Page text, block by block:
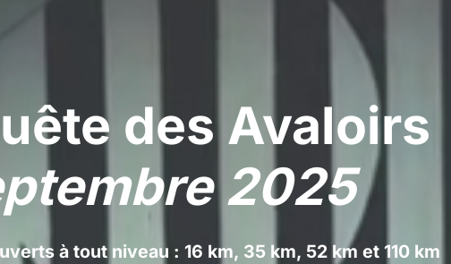
des Avaloirs
2025
à tout niveau : 16 km, 35 km, 52 km et 110 km